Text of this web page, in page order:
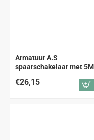
Armatuur A.S
spaarschakelaar met 5M
€26,15